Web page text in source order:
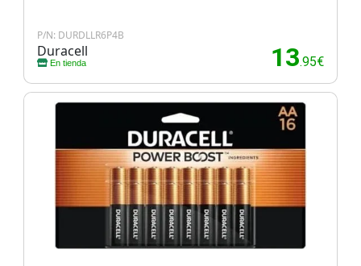
P/N: DURDLLR6P4B
Duracell
En tienda 13.95€